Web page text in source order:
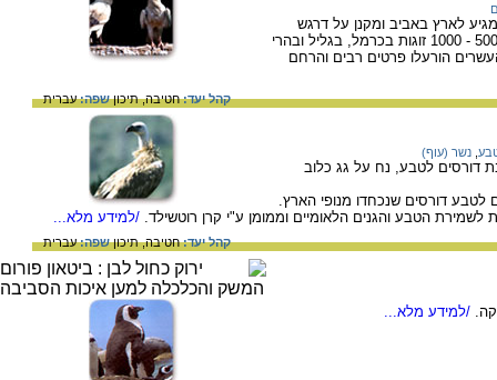
לארץ באביב ומקנן על דרגש
במצוק סלע. עד אמצע המאה העשרים קיננו 500 - 1000 זוגות בכרמל, בגליל ובהרי
הורעלו פרטים רבים והרחם
קהל יעד:חטיבה,תיכוןשפה:עברית
נשר (עוף)
דורסים לטבע, נח על גג כלוב
דורסים שנכחדו מנופי הארץ.
הטבע והגנים הלאומיים וממומן ע"י קרן רוטשילד. /למידע מלא...
קהל יעד:חטיבה,תיכוןשפה:עברית
/למידע מלא...